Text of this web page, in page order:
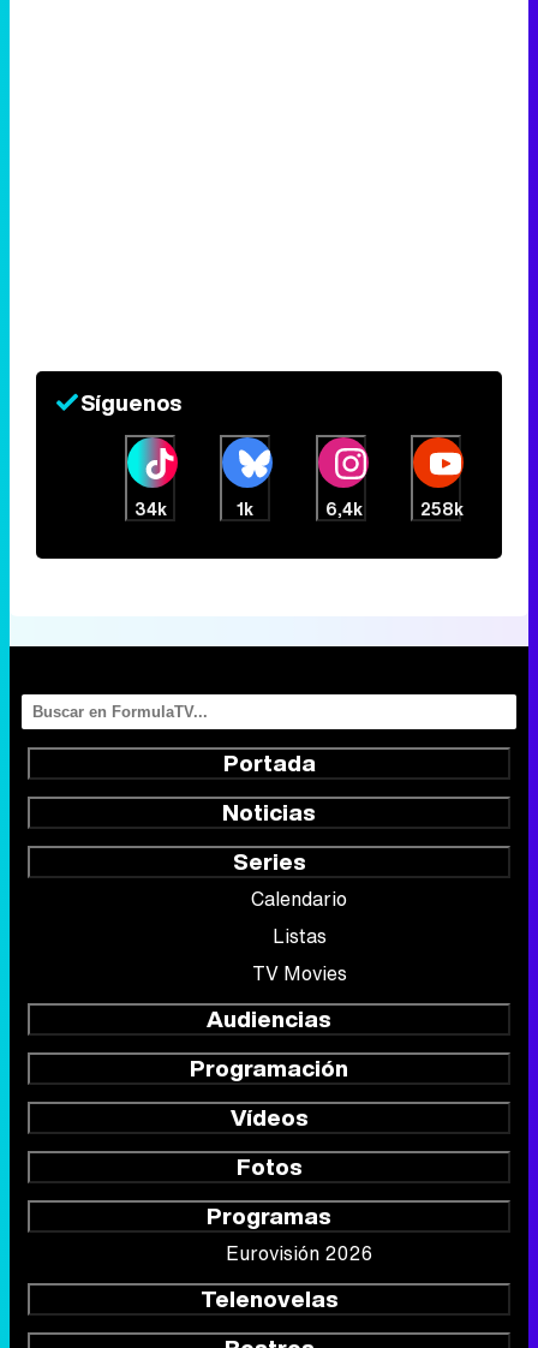
Síguenos
34k 1k 6,4k 258k
Portada
Noticias
Series
Calendario
Listas
TV Movies
Audiencias
Programación
Vídeos
Fotos
Programas
Eurovisión 2026
Telenovelas